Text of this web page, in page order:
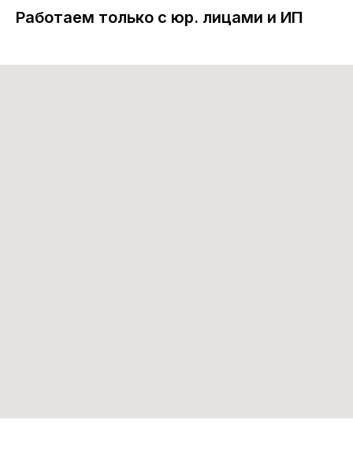
Работаем только с юр. лицами и ИП